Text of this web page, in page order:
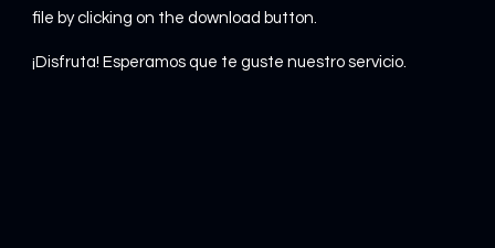
file by clicking on the download button.
¡Disfruta! Esperamos que te guste nuestro servicio.